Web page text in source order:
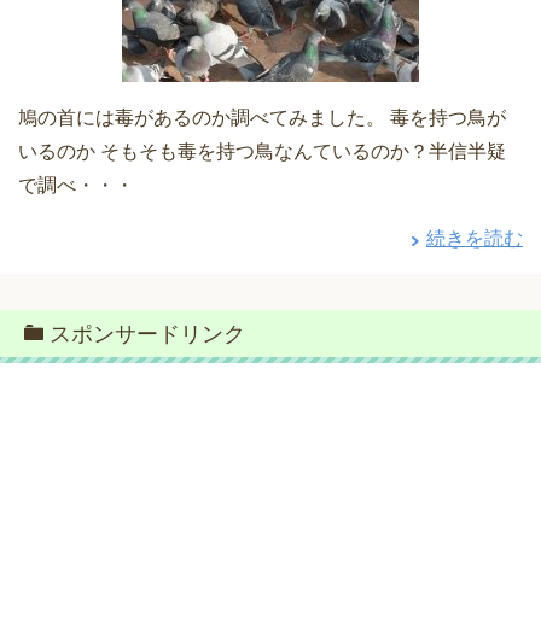
鳩の首には毒があるのか調べてみました。 毒を持つ鳥が
いるのか そもそも毒を持つ鳥なんているのか？半信半疑
で調べ・・・
続きを読む
スポンサードリンク